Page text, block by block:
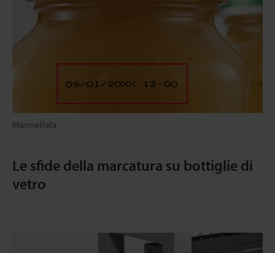
Marmellata
Le sfide della marcatura su bottiglie di
vetro